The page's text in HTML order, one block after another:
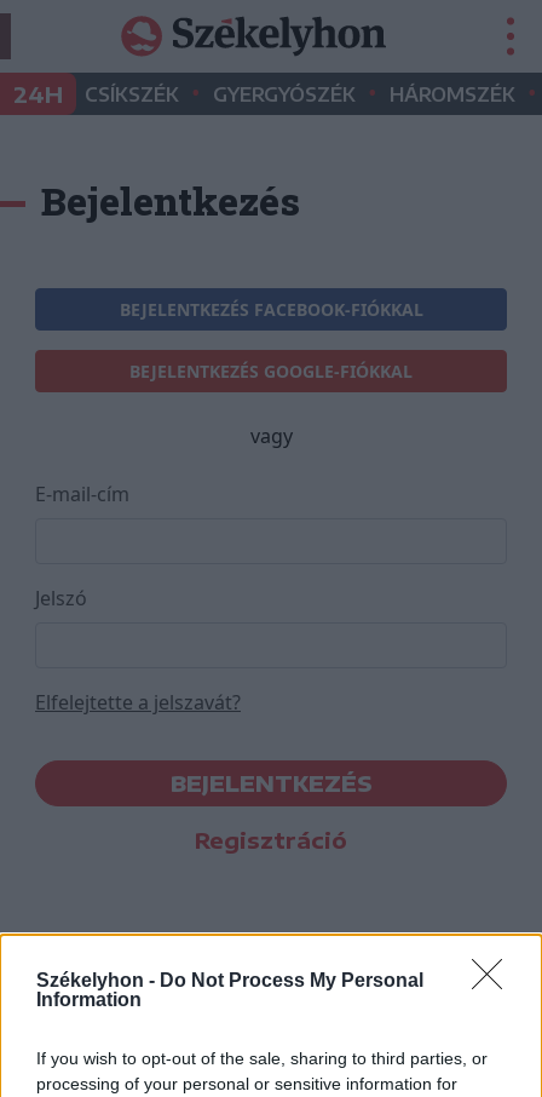
Székelyhon - Do Not Process My Personal
Information
If you wish to opt-out of the sale, sharing to third parties, or
processing of your personal or sensitive information for
24H CSÍKSZÉK • GYERGYÓSZÉK • HÁROMSZÉK •
Bejelentkezés
BEJELENTKEZÉS FACEBOOK-FIÓKKAL
BEJELENTKEZÉS GOOGLE-FIÓKKAL
vagy
E-mail-cím
Jelszó
Elfelejtette a jelszavát?
BEJELENTKEZÉS
Regisztráció